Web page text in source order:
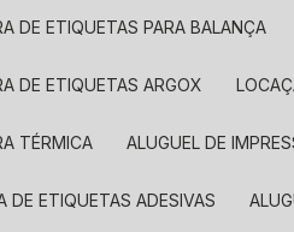
DE ETIQUETAS PARA BALANÇA
DE ETIQUETAS ARGOX
TÉRMICA ALUGUEL DE
DE ETIQUETAS ADESIVAS